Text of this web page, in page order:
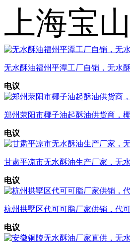
上海宝
无水酥油福州平潭工厂自销，无水
电议
郑州荥阳市椰子油起酥油供货商，
电议
甘肃平凉市无水酥油生产厂家，无
电议
杭州拱墅区代可可脂厂家供销，代
电议